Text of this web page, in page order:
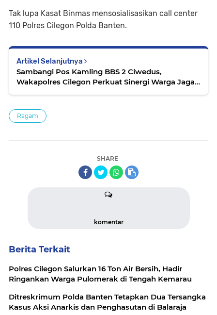
Tak lupa Kasat Binmas mensosialisasikan call center
110 Polres Cilegon Polda Banten.
Artikel Selanjutnya
Sambangi Pos Kamling BBS 2 Ciwedus,
Wakapolres Cilegon Perkuat Sinergi Warga Jaga
Ragam
SHARE
komentar
Berita Terkait
Polres Cilegon Salurkan 16 Ton Air Bersih, Hadir
Ringankan Warga Pulomerak di Tengah Kemarau
Ditreskrimum Polda Banten Tetapkan Dua Tersangka
Kasus Aksi Anarkis dan Penghasutan di Balaraja